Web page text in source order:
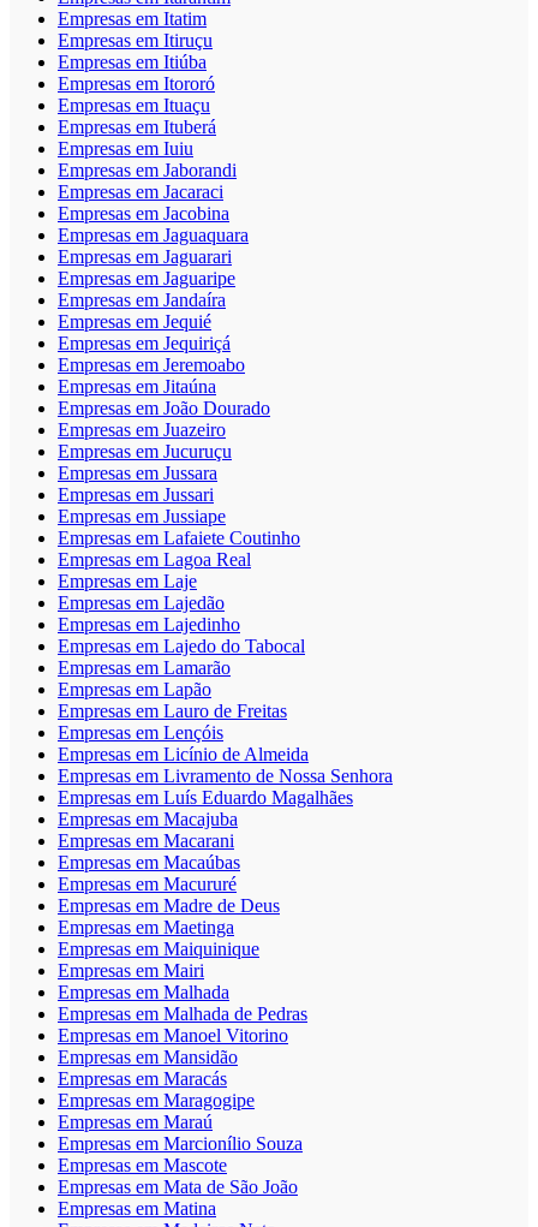
Empresas em Itatim
Empresas em Itiruçu
Empresas em Itiúba
Empresas em Itororó
Empresas em Ituaçu
Empresas em Ituberá
Empresas em Iuiu
Empresas em Jaborandi
Empresas em Jacaraci
Empresas em Jacobina
Empresas em Jaguaquara
Empresas em Jaguarari
Empresas em Jaguaripe
Empresas em Jandaíra
Empresas em Jequié
Empresas em Jequiriçá
Empresas em Jeremoabo
Empresas em Jitaúna
Empresas em João Dourado
Empresas em Juazeiro
Empresas em Jucuruçu
Empresas em Jussara
Empresas em Jussari
Empresas em Jussiape
Empresas em Lafaiete Coutinho
Empresas em Lagoa Real
Empresas em Laje
Empresas em Lajedão
Empresas em Lajedinho
Empresas em Lajedo do Tabocal
Empresas em Lamarão
Empresas em Lapão
Empresas em Lauro de Freitas
Empresas em Lençóis
Empresas em Licínio de Almeida
Empresas em Livramento de Nossa Senhora
Empresas em Luís Eduardo Magalhães
Empresas em Macajuba
Empresas em Macarani
Empresas em Macaúbas
Empresas em Macururé
Empresas em Madre de Deus
Empresas em Maetinga
Empresas em Maiquinique
Empresas em Mairi
Empresas em Malhada
Empresas em Malhada de Pedras
Empresas em Manoel Vitorino
Empresas em Mansidão
Empresas em Maracás
Empresas em Maragogipe
Empresas em Maraú
Empresas em Marcionílio Souza
Empresas em Mascote
Empresas em Mata de São João
Empresas em Matina